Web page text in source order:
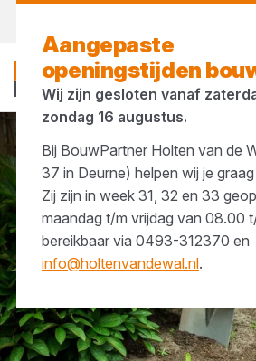
... Spades
Aangepaste
openingstijden
Wij zijn gesloten vanaf
zondag 16 augustus.
Bij BouwPartner Holten van de
37 in Deurne) helpen wij je
Zij zijn in week 31, 32 en 33
maandag t/m vrijdag van 08.00
bereikbaar via 0493-312370 en
info@holtenvandewal.nl.